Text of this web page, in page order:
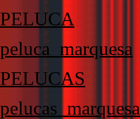
PELUCA
peluca_marquesa
PELUCAS
pelucas_marquesa